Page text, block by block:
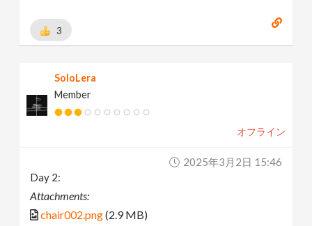
3
SoloLera
Member
オフライン
2025年3月2日 15:46
Day 2:
Attachments:
chair002.png(2.9 MB)